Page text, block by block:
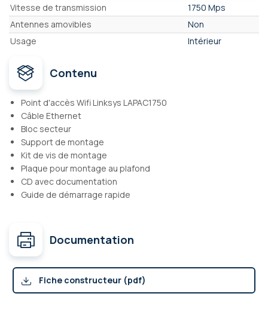
Vitesse de transmission
1750 Mps
Antennes amovibles
Non
Usage
Intérieur
Contenu
Point d'accès Wifi Linksys LAPAC1750
Câble Ethernet
Bloc secteur
Support de montage
Kit de vis de montage
Plaque pour montage au plafond
CD avec documentation
Guide de démarrage rapide
Documentation
Fiche constructeur (pdf)